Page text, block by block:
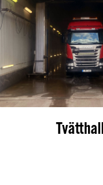
Tvätthall